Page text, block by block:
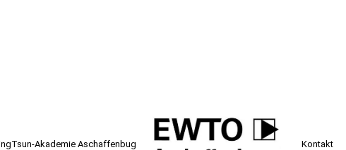
Akademie Aschaffenbug Kontakt